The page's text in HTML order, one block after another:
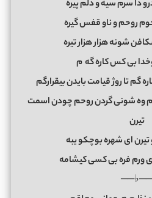
دا سرم سیه و دلم پیره
روحم و ناو قفس گیره
شونه هزار هزار تیره
بی کس کاره گهم
گم تا روژ قیامت بایدن بیقرارگم
وه شونی گردن روحم چودن اسمت
تیرن
تیرن ای شهره بوچکو یبه
ورم فره بی کسی کیشامه
──♭──